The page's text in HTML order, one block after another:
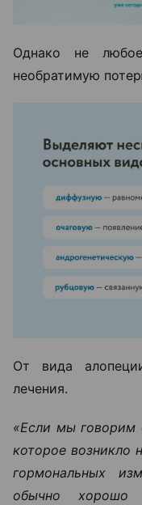
Однако не
необратимую
От вида
лечения.
«Если мы говорим
которое возникло
гормональных
обычно хорошо